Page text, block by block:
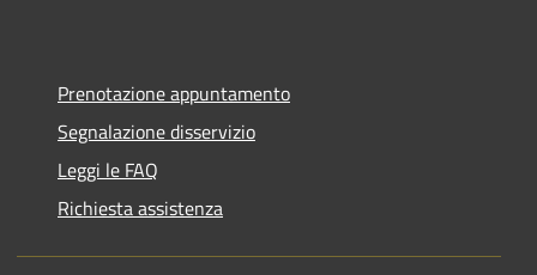
Prenotazione appuntamento
Segnalazione disservizio
Leggi le FAQ
Richiesta assistenza